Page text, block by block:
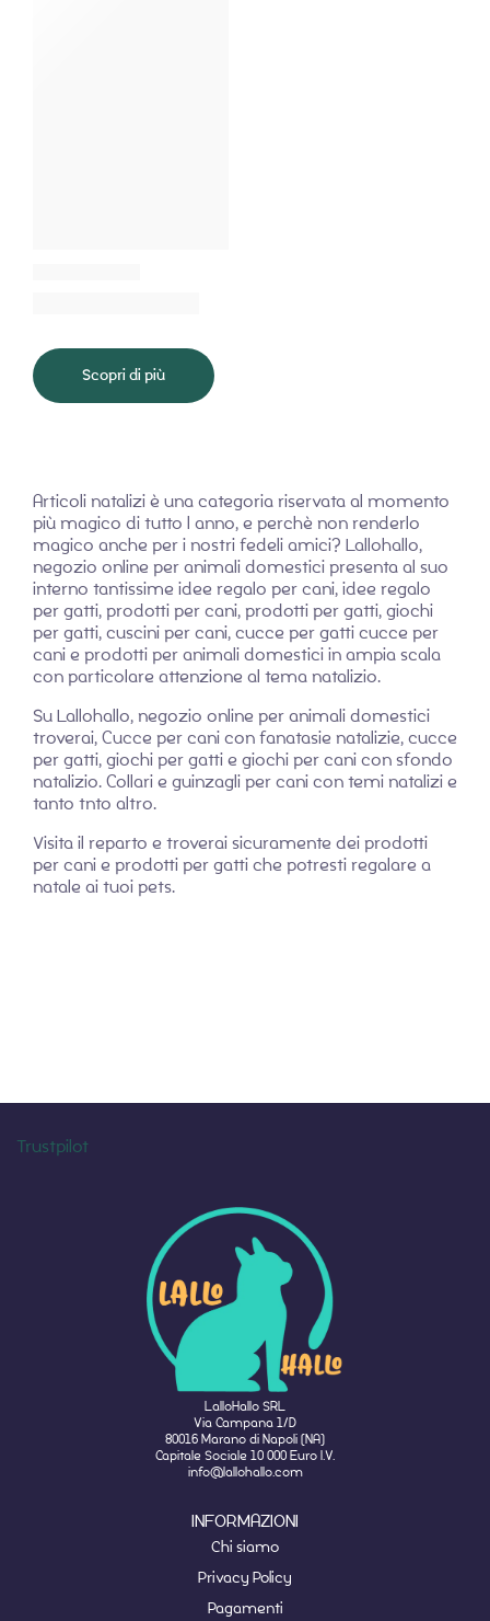
Scopri di più
Articoli natalizi è una categoria riservata al momento
più magico di tutto l anno, e perchè non renderlo
magico anche per i nostri fedeli amici? Lallohallo,
negozio online per animali domestici presenta al suo
interno tantissime idee regalo per cani, idee regalo
per gatti, prodotti per cani, prodotti per gatti, giochi
per gatti, cuscini per cani, cucce per gatti cucce per
cani e prodotti per animali domestici in ampia scala
con particolare attenzione al tema natalizio.
Su Lallohallo, negozio online per animali domestici
troverai, Cucce per cani con fanatasie natalizie, cucce
per gatti, giochi per gatti e giochi per cani con sfondo
natalizio. Collari e guinzagli per cani con temi natalizi e
tanto tnto altro.
Visita il reparto e troverai sicuramente dei prodotti
per cani e prodotti per gatti che potresti regalare a
natale ai tuoi pets.
Trustpilot
LalloHallo SRL
Via Campana 1/D
80016 Marano di Napoli (NA)
Capitale Sociale 10 000 Euro I.V.
info@lallohallo.com
INFORMAZIONI
Chi siamo
Privacy Policy
Pagamenti